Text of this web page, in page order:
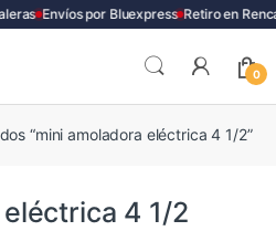
Envíos por Bluexpress Retiro en
0
“mini amoladora eléctrica 4 1/2”
4 1/2